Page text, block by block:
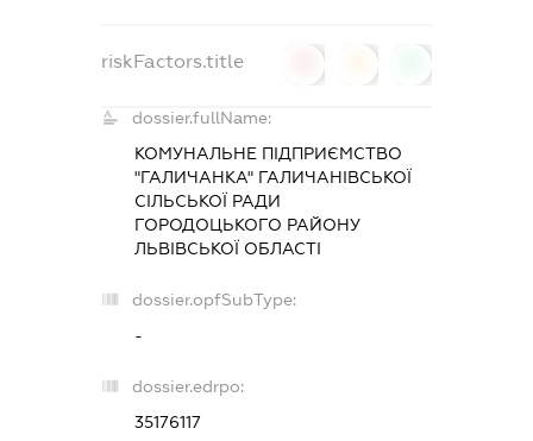
riskFactors.title
dossier.fullName:
КОМУНАЛЬНЕ ПІДПРИЄМСТВО
"ГАЛИЧАНКА" ГАЛИЧАНІВСЬКОЇ
СІЛЬСЬКОЇ РАДИ
ГОРОДОЦЬКОГО РАЙОНУ
ЛЬВІВСЬКОЇ ОБЛАСТІ
dossier.opfSubType:
-
dossier.edrpo:
35176117